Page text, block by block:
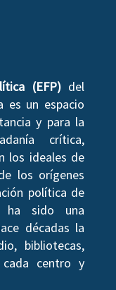
(EFP)del
es un espacio
y para la
crítica,
los ideales de
los orígenes
política de
ha sido una
décadas la
bibliotecas,
cada centro y